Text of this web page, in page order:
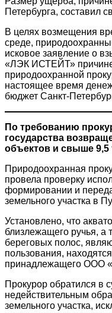
Петербурга, составил
В целях возмещения
среде,
исковое заявление о
«ЛЭК ИСТЕЙТ»
природоохранной
настоящее время
бюджет Санкт-
По требованию
государства
объектов и свыше 9,5
Природоохранная
провела проверку
формировании и
земельного участка в
Установлено, что
близлежащего ручья, а
береговых полос,
пользования,
принадлежащего ООО
Прокурор обратился в
недействительным
земельного участка,